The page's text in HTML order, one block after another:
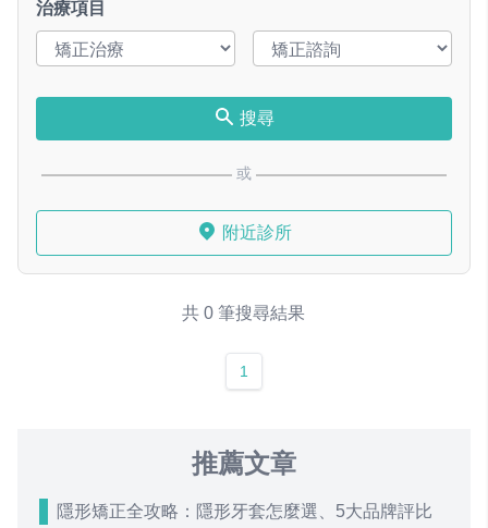
治療項目
搜尋
或
附近診所
共 0 筆搜尋結果
1
推薦文章
隱形矯正全攻略：隱形牙套怎麼選、5大品牌評比